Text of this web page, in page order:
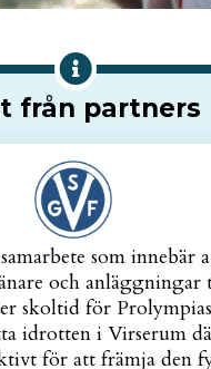
från partners
som innebär
och
skoltid för
idrotten i Virserum
för att främja den